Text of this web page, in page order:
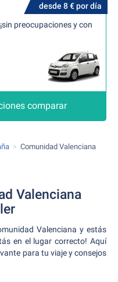
desde 8 € por día
preocupaciones y con
comparar
Comunidad Valenciana
Valenciana
Valenciana y estás
en el lugar correcto! Aquí
para tu viaje y consejos